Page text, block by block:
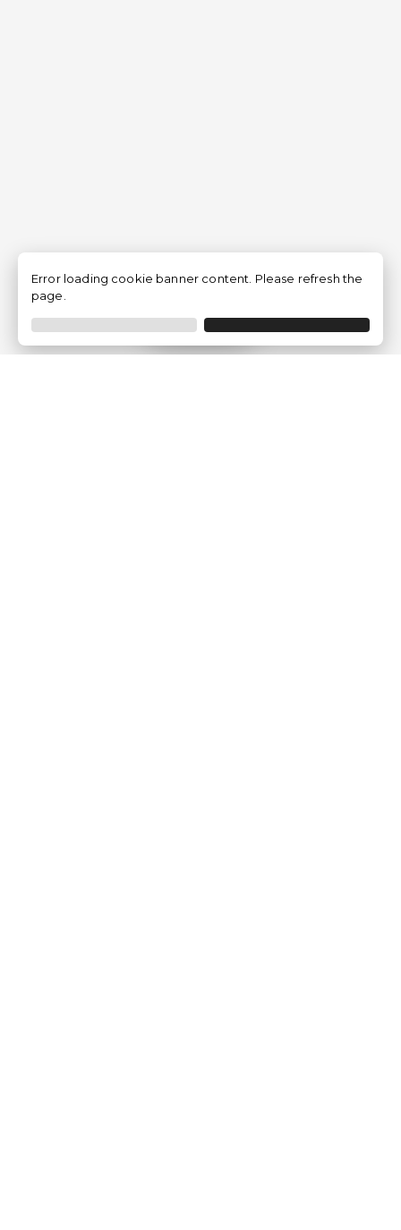
Filtrar
Error loading cookie banner content. Please refresh the
page.